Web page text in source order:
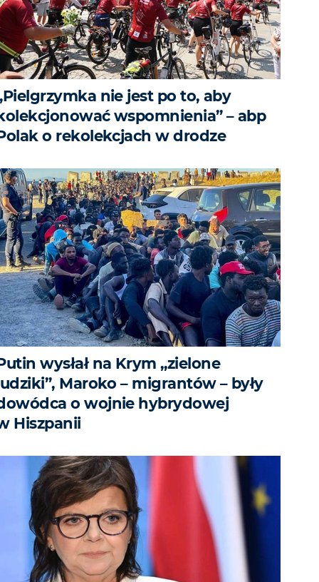
nie jest po to, aby
wspomnienia” – abp
o rekolekcjach w drodze
wysłał na Krym „zielone
Maroko – migrantów – były
o wojnie hybrydowej
Hiszpanii